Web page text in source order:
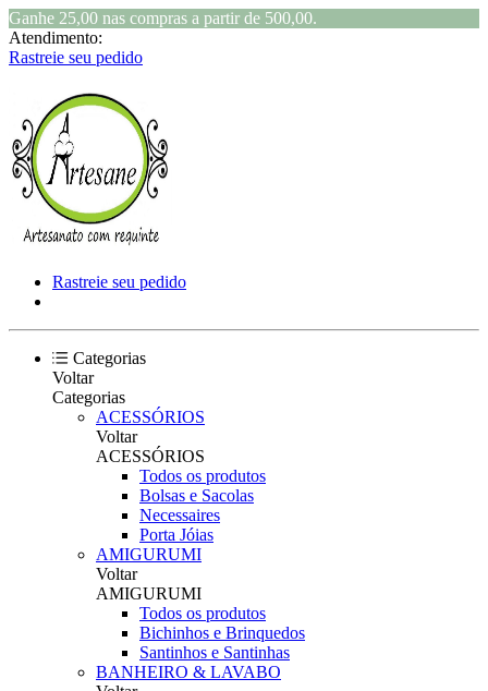
Ganhe 25,00 nas compras a partir de 500,00.
Atendimento:
Rastreie seu pedido
Rastreie seu pedido
Categorias
Voltar
Categorias
ACESSÓRIOS
Voltar
ACESSÓRIOS
Todos os produtos
Bolsas e Sacolas
Necessaires
Porta Jóias
AMIGURUMI
Voltar
AMIGURUMI
Todos os produtos
Bichinhos e Brinquedos
Santinhos e Santinhas
BANHEIRO & LAVABO